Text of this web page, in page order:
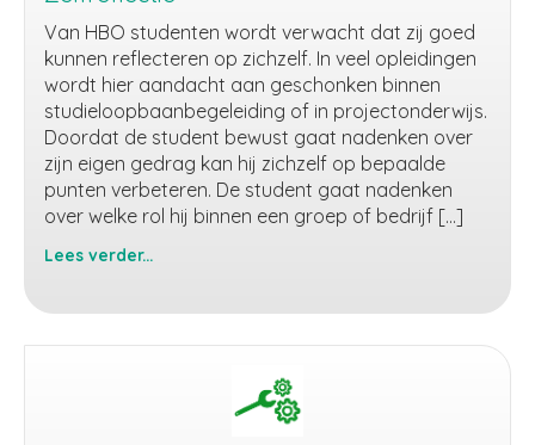
Van HBO studenten wordt verwacht dat zij goed
kunnen reflecteren op zichzelf. In veel opleidingen
wordt hier aandacht aan geschonken binnen
studieloopbaanbegeleiding of in projectonderwijs.
Doordat de student bewust gaat nadenken over
zijn eigen gedrag kan hij zichzelf op bepaalde
punten verbeteren. De student gaat nadenken
over welke rol hij binnen een groep of bedrijf […]
Lees verder...